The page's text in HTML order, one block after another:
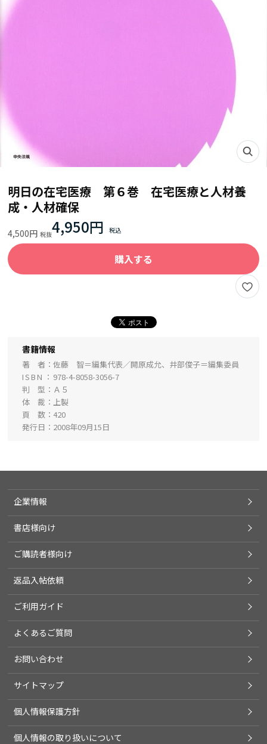
明日の在宅医療 第６巻 在宅医療と人材養
成・人材確保
4,500円 4,950円
購入する
書籍情報
著 者
佐藤 智＝編集代表／開原成允、井部俊子＝編集委員
ISBN
978-4-8058-3056-7
判 型
Ａ５
体 裁
上製
頁 数
420
発行日
2008年09月15日
企業情報
書店様向け
ご購読者様向け
返品入帖依頼
ご利用ガイド
よくあるご質問
お問い合わせ
サイトマップ
個人情報保護方針
個人情報の取り扱いについて